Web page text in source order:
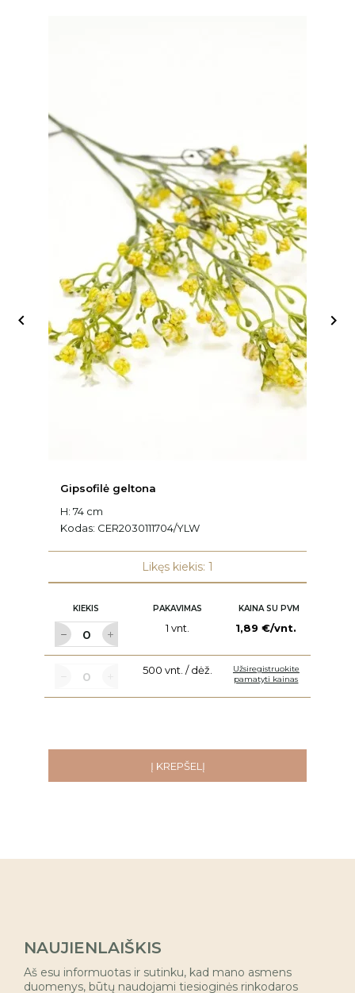
Gipsofilė geltona
H: 74 cm
Kodas: CER2030111704/YLW
Likęs kiekis: 1
KIEKIS PAKAVIMAS KAINA SU PVM
1 vnt. 1,89 €/vnt.
500 vnt. / dėž.
Užsiregistruokite
pamatyti kainas
Į KREPŠELĮ
 
NAUJIENLAIŠKIS
Aš esu informuotas ir sutinku, kad mano asmens
duomenys, būtų naudojami tiesioginės rinkodaros